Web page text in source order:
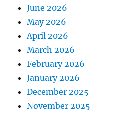
June 2026
May 2026
April 2026
March 2026
February 2026
January 2026
December 2025
November 2025